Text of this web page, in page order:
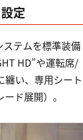
定
テムを標準装備
HD”や運転席/
纏い、専用シート
ド展開）。